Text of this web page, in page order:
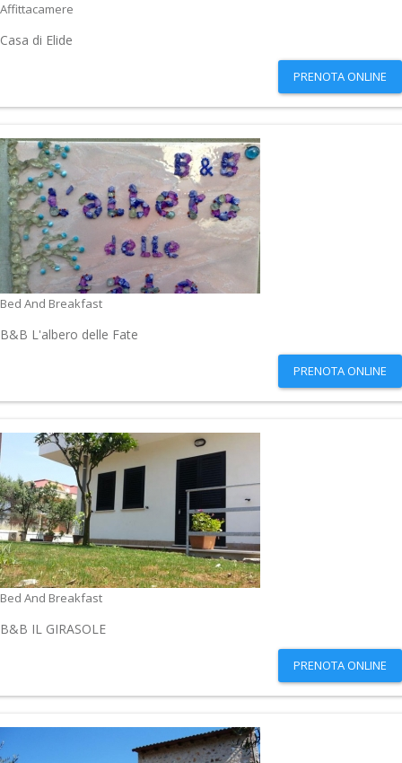
Affittacamere
Casa di Elide
PRENOTA ONLINE
Bed And Breakfast
B&B L'albero delle Fate
PRENOTA ONLINE
Bed And Breakfast
B&B IL GIRASOLE
PRENOTA ONLINE